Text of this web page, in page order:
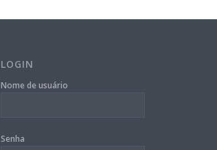
LOGIN
Nome de usuário
Senha